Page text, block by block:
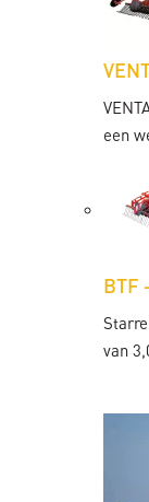
een
BTF
van